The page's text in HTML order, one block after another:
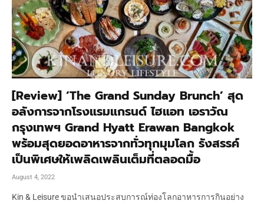
[Review] ‘The Grand Sunday Brunch’ สุด
อลังการจากโรงแรมแกรนด์ ไฮแอท เอราวัณ
กรุงเทพฯ Grand Hyatt Erawan Bangkok
พร้อมสุดยอดอาหารจากทั่วทุกมุมโลก รังสรรค์
เป็นพิเศษให้เพลิดเพลินเต็มที่ตลอดมื้อ
August 4, 2022
Kin & Leisure ขอนำเสนอประสบการณ์ท่องโลกอาหารการกินอย่าง